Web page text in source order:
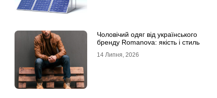
Чоловічий одяг від українського
бренду Romanova: якість і стиль
14 Липня, 2026